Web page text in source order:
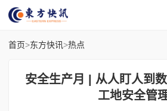
首页>东方快讯>热点
安全生产月 | 从人盯人到
工地安全管